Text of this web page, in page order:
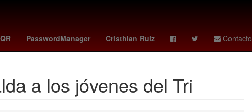
PasswordManager Cristhian Ruiz Contacto
Josefina Vázquez Mota Gabriel Quadri 4 de abril
a los jóvenes del Tri